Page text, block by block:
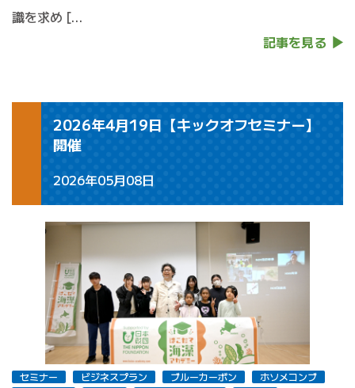
識を求め […
記事を見る
2026年4月19日【キックオフセミナー】
開催
2026年05月08日
セミナー ビジネスプラン ブルーカーボン
ホソメコンブ